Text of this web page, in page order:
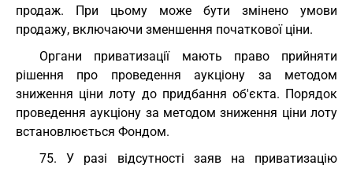
продаж. При цьому може бути змінено умови
продажу, включаючи зменшення початкової ціни.
Органи приватизації мають право прийняти
рішення про проведення аукціону за методом
зниження ціни лоту до придбання об'єкта. Порядок
проведення аукціону за методом зниження ціни лоту
встановлюється Фондом.
75. У разі відсутності заяв на приватизацію